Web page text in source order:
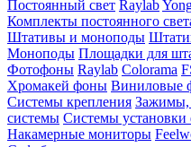
Постоянный свет Raylab
Комплекты постоянного
Штативы и моноподы
Моноподы Площадки для
Фотофоны Raylab Colorama
Хромакей фоны Виниловые
Системы крепления Зажимы,
системы Системы установки
Накамерные мониторы